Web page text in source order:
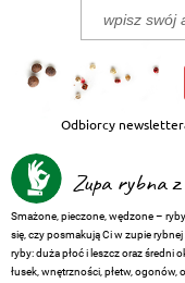
Odbiorcy
Zupa rybna z
Smażone, pieczone, wędzone –
się, czy posmakują Ci w zupie
ryby: duża płoć i leszcz oraz średni
łusek, wnętrzności, płetw, ogonów,